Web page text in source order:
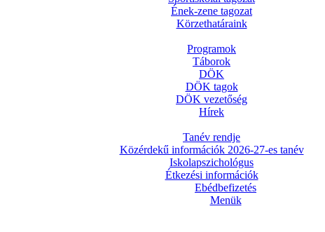
Ének-zene tagozat
Körzethatáraink
Programok
Táborok
DÖK
DÖK tagok
DÖK vezetőség
Hírek
Tanév rendje
Közérdekű információk 2026-27-es tanév
Iskolapszichológus
Étkezési információk
Ebédbefizetés
Menük